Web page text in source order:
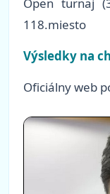
Open turnaj
118.miesto
Výsledky na
Oficiálny web